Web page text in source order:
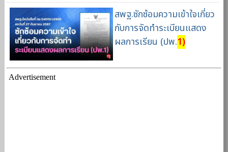
สพฐ.ซักซ้อมความเข้าใจเกี่ยว
กับการจัดทำระเบียนแสดง
ผลการเรียน (ปพ.1)
Advertisement